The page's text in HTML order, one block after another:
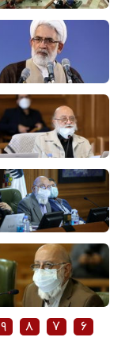
۶ ۷ ۸ ۹